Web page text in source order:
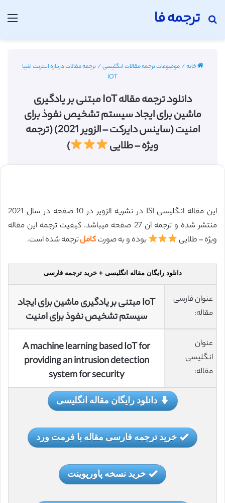
ترجمه فا
جستجو برای
خانه/موضوعات ترجمه مقالات انگلیسی/ترجمه مقالات درباره اینترنت اشیا
IOT
دانلود ترجمه مقاله IoT مبتنی بر یادگیری
ماشین برای ایجاد سیستم تشخیص نفوذ برای
امنیت (ساینس دایرکت – الزویر 2021) (ترجمه
ویژه – طلایی
)
این مقاله انگلیسی ISI در نشریه الزویر در 10 صفحه در سال 2021
منتشر شده و ترجمه آن 27 صفحه میباشد. کیفیت ترجمه این مقاله
ویژه – طلایی
بوده و به صورتکاملترجمه شده است.
دانلود رایگان مقاله انگلیسی + خرید ترجمه فارسی
عنوان فارسی
مقاله:
IoT مبتنی بر یادگیری ماشین برای ایجاد
سیستم تشخیص نفوذ برای امنیت
عنوان
انگلیسی
مقاله:
A machine learning based IoT for
providing an intrusion detection
system for security
دانلود رایگان مقاله انگلیسی
خرید ترجمه فارسی مقاله با فرمت ورد
خرید نسخه پاورپوینت